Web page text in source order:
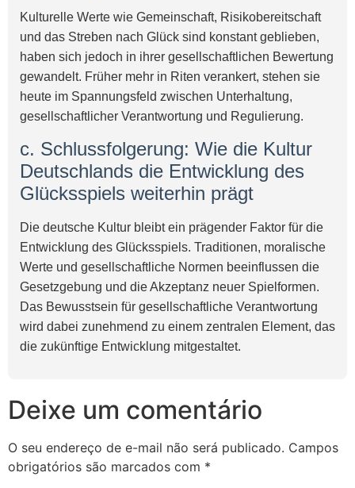
Kulturelle Werte wie Gemeinschaft, Risikobereitschaft
und das Streben nach Glück sind konstant geblieben,
haben sich jedoch in ihrer gesellschaftlichen Bewertung
gewandelt. Früher mehr in Riten verankert, stehen sie
heute im Spannungsfeld zwischen Unterhaltung,
gesellschaftlicher Verantwortung und Regulierung.
c. Schlussfolgerung: Wie die Kultur
Deutschlands die Entwicklung des
Glücksspiels weiterhin prägt
Die deutsche Kultur bleibt ein prägender Faktor für die
Entwicklung des Glücksspiels. Traditionen, moralische
Werte und gesellschaftliche Normen beeinflussen die
Gesetzgebung und die Akzeptanz neuer Spielformen.
Das Bewusstsein für gesellschaftliche Verantwortung
wird dabei zunehmend zu einem zentralen Element, das
die zukünftige Entwicklung mitgestaltet.
Deixe um comentário
O seu endereço de e-mail não será publicado. Campos
obrigatórios são marcados com *